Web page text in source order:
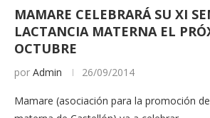
MAMARE CELEBRARÁ SU XI
LACTANCIA MATERNA EL
OCTUBRE
por Admin 26/09/2014
Mamare (asociación para la promoción